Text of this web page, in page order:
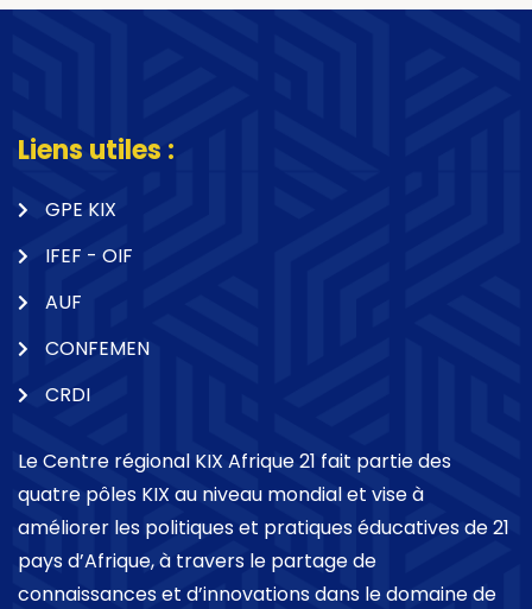
Liens utiles :
GPE KIX
IFEF - OIF
AUF
CONFEMEN
CRDI
Le Centre régional KIX Afrique 21 fait partie des
quatre pôles KIX au niveau mondial et vise à
améliorer les politiques et pratiques éducatives de 21
pays d’Afrique, à travers le partage de
connaissances et d’innovations dans le domaine de